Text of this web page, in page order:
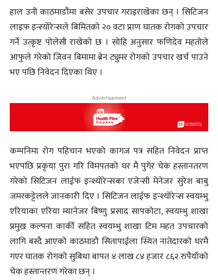
हाल उनी काठमाडौंमा बसेर उपचार गराइराखेका छन् । सिटिजन
लाइफ इन्स्योरेन्सले बिमितको २० वटा प्राण घातक रोगको उपचार
गर्ने उत्कृष्ट पोलेसी राखेको छ । सोहि अनुसार फणिदेव महतोले
आफुले गरेको जिवन बिमामा ब्रेन ट्युमर रोगको उपचार खर्च पाउने
भए पछि निवेदन दिएका थिए ।
Advertisement
कम्पनिमा रोग पहिचान भएको कागज पत्र सहित निवेदन प्राप्त
भएपछि प्रकृया पुरा गरि विमपतको घर मै पुगेर चेक हस्तानतरण
गरेको सिटिजन लाईफ इन्श्योरेन्सका एजेन्सी मेनेजर सुरेश बाबु
जमरकट्टेलले जानकारी दिए । सिटिजन लाईफ इन्श्योरेन्स स्वयम्भु
एरियाका एरिया म्यानेजर बिष्णु प्रसाद सापकोटा, स्वयम्भु शाखा
प्रमुख कल्पना कार्की सहित स्वयम्भु शाखा टिम महत उपचारको
लागि बस्दै आएको काठमाडौ सितापाईला स्थित नातेदारको घरमै
गएर घातक रोगको सुबिधा बापत ४ लाख ८४ हजार ८६२ रुपैयाँको
चेक हस्तान्तरण गरेका छन् ।